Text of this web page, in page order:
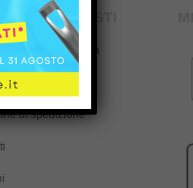
ACQUISTI
generali di vendita
di spedizione